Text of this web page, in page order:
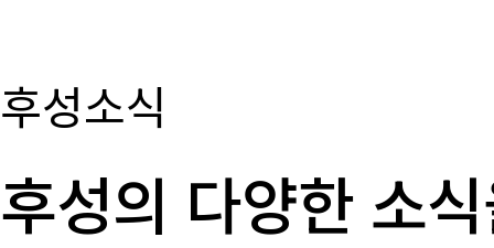
후성소식
후성의 다양한 소